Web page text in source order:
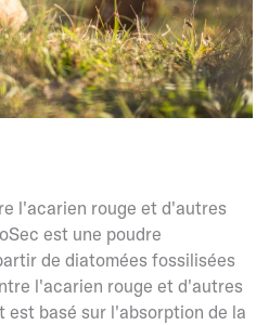
l'acarien rouge et d'autres
est une poudre
de diatomées fossilisées
l'acarien rouge et d'autres
basé sur l'absorption de la